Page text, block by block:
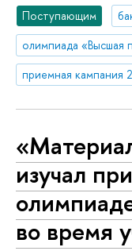
Поступающим
олимпиада «Высшая
приемная кампания
изучал
во время